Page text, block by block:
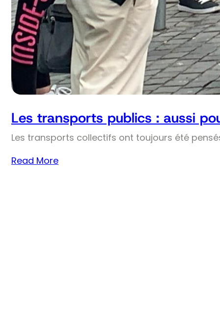
Les transports publics : aussi
Les transports collectifs ont toujours été
Read More